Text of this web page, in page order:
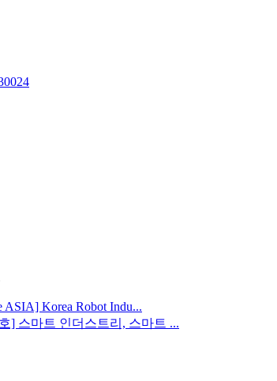
ASIA] Korea Robot Indu...
] 스마트 인더스트리, 스마트 ...